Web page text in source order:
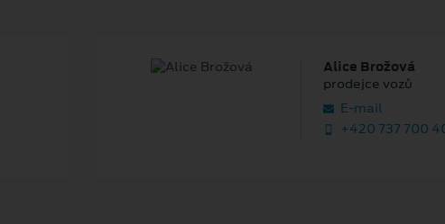
Alice Brožová
prodejce vozů
E‑mail
+420 737 700